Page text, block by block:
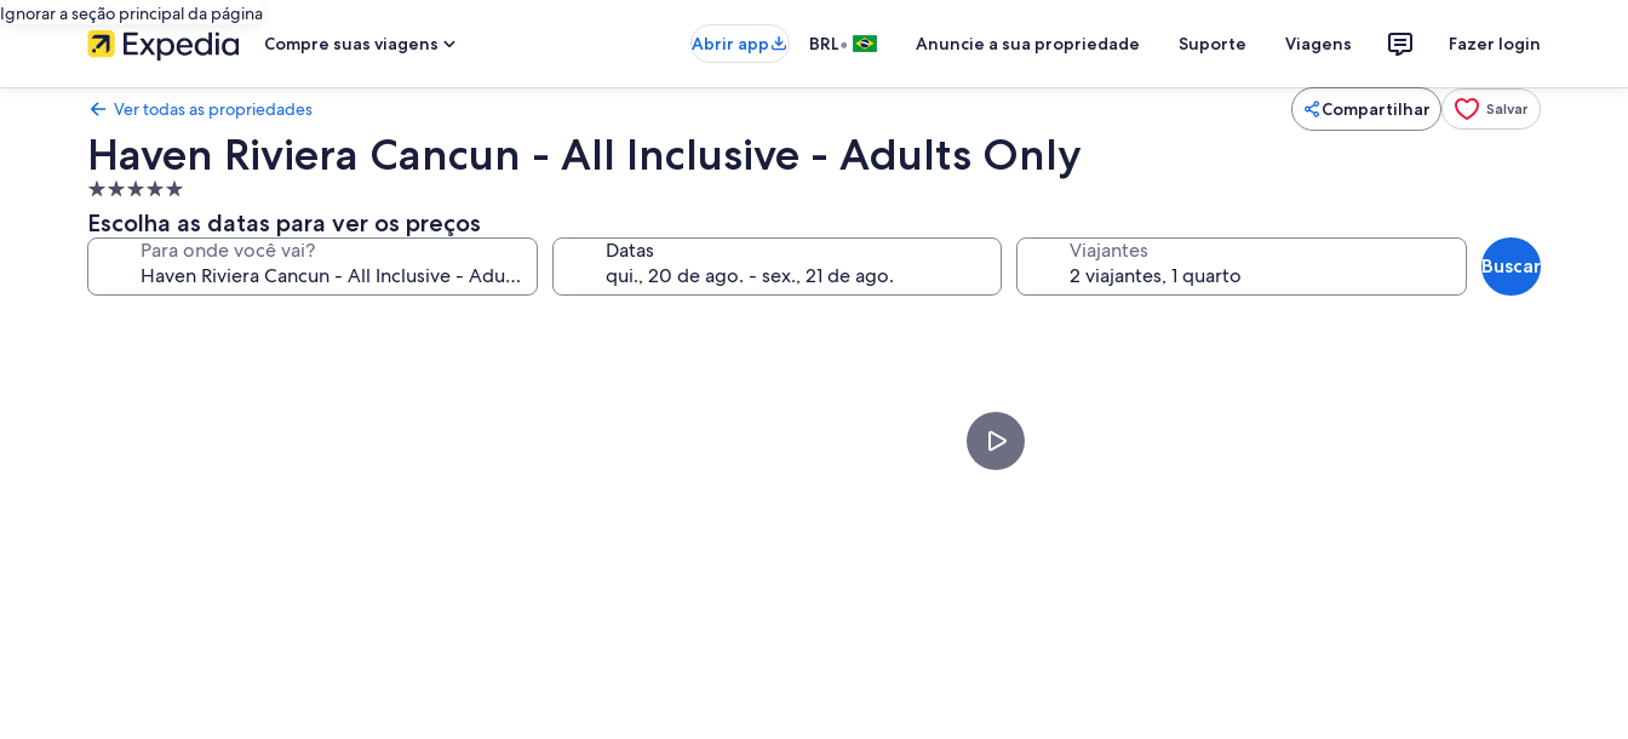
Ignorar a seção principal da página
Compre suas viagens
Abrir app BRL• Anuncie a sua propriedade Suporte Viagens Fazer login
Ver todas as propriedades Compartilhar Salvar
Haven Riviera Cancun - All Inclusive - Adults Only
Propriedade
5.0
estrelas
Escolha as datas para ver os preços
Para onde você vai? Datas Viajantes
Buscar